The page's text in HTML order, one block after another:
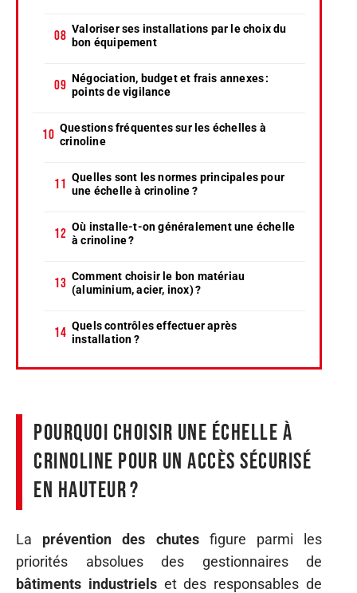
Valoriser ses installations par le choix du
bon équipement
Négociation, budget et frais annexes :
points de vigilance
Questions fréquentes sur les échelles à
crinoline
Quelles sont les normes principales pour
une échelle à crinoline ?
Où installe-t-on généralement une échelle
à crinoline ?
Comment choisir le bon matériau
(aluminium, acier, inox) ?
Quels contrôles effectuer après
installation ?
Pourquoi choisir une échelle à
crinoline pour un accès sécurisé
en hauteur ?
La prévention des chutesfigure parmi les
priorités absolues des gestionnaires de
bâtiments industrielset des responsables de